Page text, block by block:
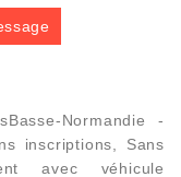
Normandie -
inscriptions, Sans
avec véhicule